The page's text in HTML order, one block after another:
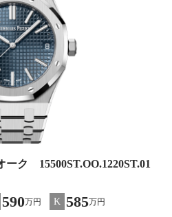
ク 15500ST.OO.1220ST.01
590万円 K 585万円